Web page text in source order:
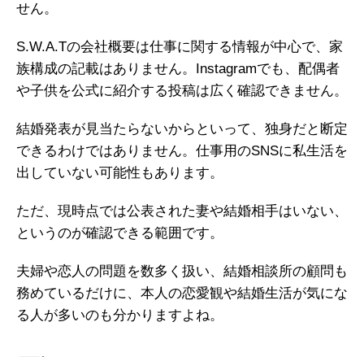
せん。
S.W.A.Tの会社概要は仕事に関する情報が中心で、家
族構成の記載はありません。Instagramでも、配偶者
や子供を公式に紹介する投稿は広く確認できません。
結婚発表が見当たらないからといって、独身だと断定
できるわけではありません。仕事用のSNSに私生活を
出していない可能性もあります。
ただ、現時点では公表された妻や結婚相手はいない、
というのが確認できる範囲です。
夫婦や恋人の問題を数多く扱い、結婚相談所の顧問も
務めているだけに、本人の恋愛観や結婚生活が気にな
る人が多いのも分かりますよね。